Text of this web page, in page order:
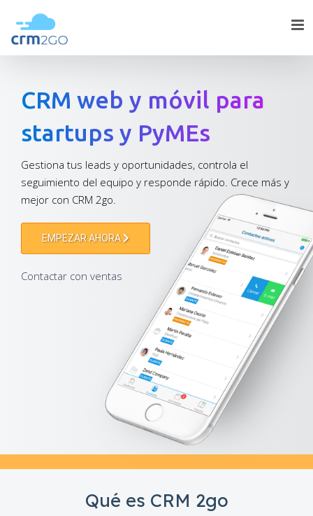
content
CRM web y móvil para
startups y PyMEs
Gestiona tus leads y oportunidades, controla el
seguimiento del equipo y responde rápido. Crece más y
mejor con CRM 2go.
EMPEZAR AHORA
Contactar con ventas
Qué es CRM 2go